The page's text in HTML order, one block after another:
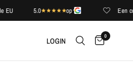
op Een
LOGIN 0